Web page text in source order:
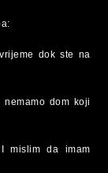
dok ste na
dom koji
mislim da imam